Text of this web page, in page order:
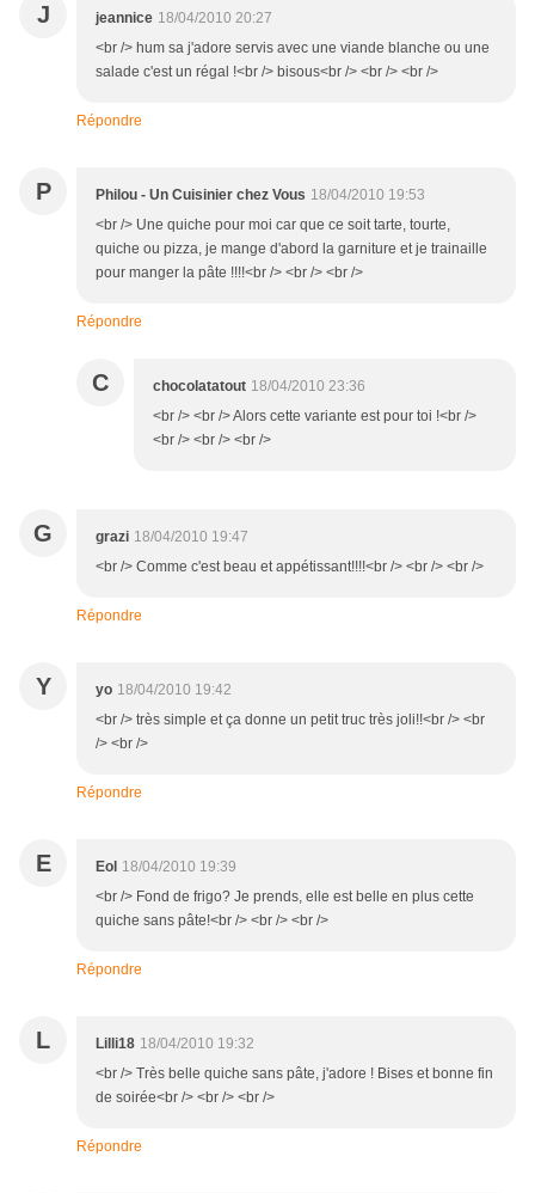
J jeannice 18/04/2010 20:27
<br /> hum sa j'adore servis avec une viande blanche ou une
salade c'est un régal !<br /> bisous<br /> <br /> <br />
Répondre
P Philou - Un Cuisinier chez Vous 18/04/2010 19:53
<br /> Une quiche pour moi car que ce soit tarte, tourte,
quiche ou pizza, je mange d'abord la garniture et je trainaille
pour manger la pâte !!!!<br /> <br /> <br />
Répondre
C chocolatatout 18/04/2010 23:36
<br /> <br /> Alors cette variante est pour toi !<br />
<br /> <br /> <br />
G grazi 18/04/2010 19:47
<br /> Comme c'est beau et appétissant!!!!<br /> <br /> <br />
Répondre
Y yo 18/04/2010 19:42
<br /> très simple et ça donne un petit truc très joli!!<br /> <br
/> <br />
Répondre
E Eol 18/04/2010 19:39
<br /> Fond de frigo? Je prends, elle est belle en plus cette
quiche sans pâte!<br /> <br /> <br />
Répondre
L Lilli18 18/04/2010 19:32
<br /> Très belle quiche sans pâte, j'adore ! Bises et bonne fin
de soirée<br /> <br /> <br />
Répondre